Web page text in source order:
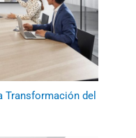
Transformación del